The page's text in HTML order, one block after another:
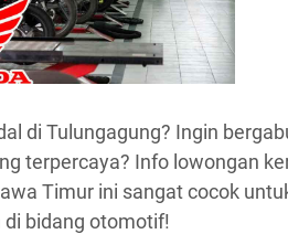
di Tulungagung? Ingin
terpercaya? Info lowongan
Timur ini sangat cocok
bidang otomotif!